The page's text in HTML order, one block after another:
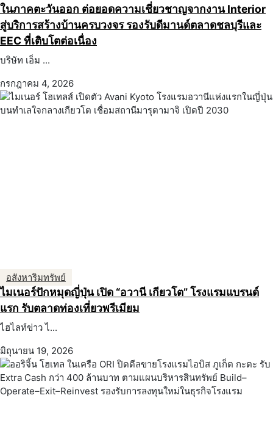
ในภาคตะวันออก ต่อยอดความเชี่ยวชาญจากงาน Interior
สู่บริการสร้างบ้านครบวงจร รองรับดีมานด์ตลาดชลบุรีและ
EEC ที่เติบโตต่อเนื่อง
บริษัท เอ็ม ...
กรกฎาคม 4, 2026
อสังหาริมทรัพย์
ไมเนอร์ปักหมุดญี่ปุ่น เปิด “อวานี เกียวโต” โรงแรมแบรนด์
แรก รับตลาดท่องเที่ยวพรีเมียม
ไฮไลท์ข่าว ไ...
มิถุนายน 19, 2026